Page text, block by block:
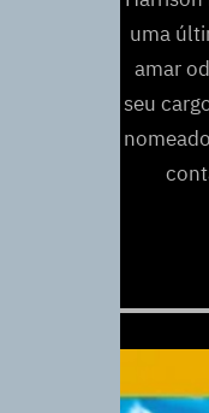
uma
amar
seu